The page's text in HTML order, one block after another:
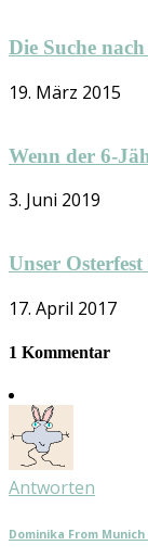
Die Suche
19. März 2015
Wenn der 6-
3. Juni 2019
Unser
17. April 2017
1 Kommentar
Antworten
Dominika From